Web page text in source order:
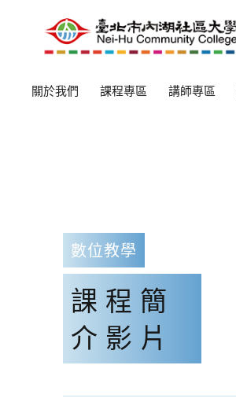
關於我們 課程專區 講師專區
數位教學
課程簡
介影片